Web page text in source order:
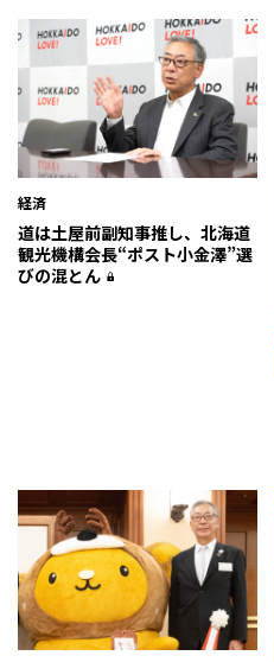
経済
道は土屋前副知事推し、北海道
観光機構会長“ポスト小金澤”選
びの混とん